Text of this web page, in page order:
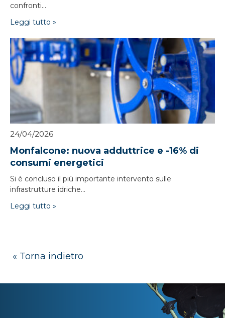
confronti...
Leggi tutto »
24/04/2026
Monfalcone: nuova adduttrice e -16% di
consumi energetici
Si è concluso il più importante intervento sulle
infrastrutture idriche...
Leggi tutto »
« Torna indietro